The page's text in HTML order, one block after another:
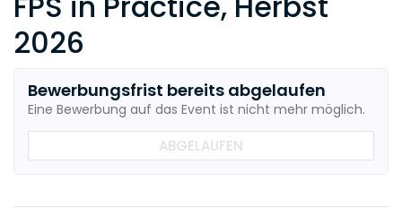
2026
Bewerbungsfrist bereits abgelaufen
Eine Bewerbung auf das Event ist nicht mehr möglich.
ABGELAUFEN